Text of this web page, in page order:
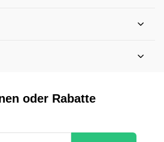
oder Rabatte